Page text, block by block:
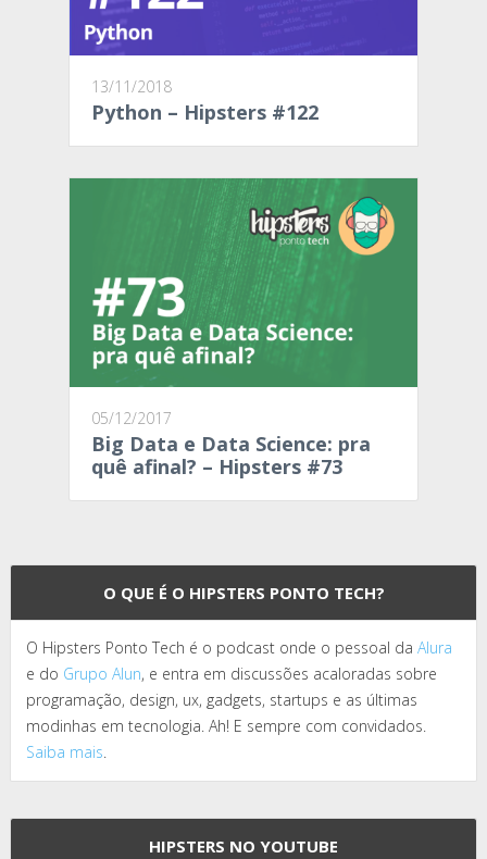
13/11/2018
Python – Hipsters #122
05/12/2017
Big Data e Data Science: pra
quê afinal? – Hipsters #73
O QUE É O HIPSTERS PONTO TECH?
O Hipsters Ponto Tech é o podcast onde o pessoal da Alura
e do Grupo Alun, e entra em discussões acaloradas sobre
programação, design, ux, gadgets, startups e as últimas
modinhas em tecnologia. Ah! E sempre com convidados.
Saiba mais.
HIPSTERS NO YOUTUBE